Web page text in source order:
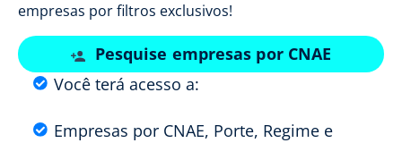
empresas por filtros exclusivos!
Pesquise empresas por CNAE
Você terá acesso a:
Empresas por CNAE, Porte, Regime e